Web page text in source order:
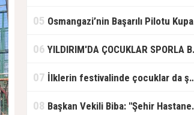
05 Osmangazi’nin Başarılı Pilotu Kupayı Başkan Aydın’la Paylaştı
06 YILDIRIM'DA ÇOCUKLAR SPORLA BÜYÜYOR
07 İlklerin festivalinde çocuklar da şen şakrak
08 Başkan Vekili Biba: "Şehir Hastanesi otoparkı bu ay hizmete açılacak"